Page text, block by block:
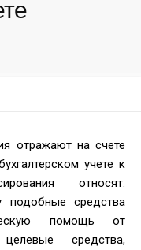
отражают на счете
учете к
относят:
подобные средства
помощь от
средства,